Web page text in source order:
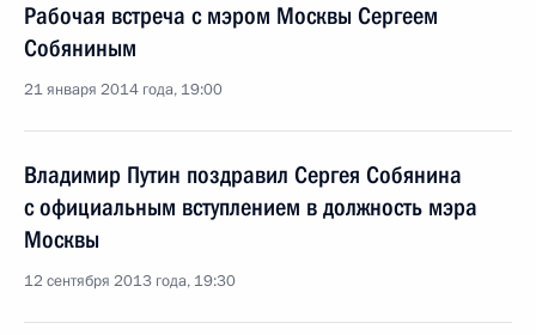
Рабочая встреча с мэром Москвы Сергеем
Собяниным
21 января 2014 года, 19:00
Владимир Путин поздравил Сергея Собянина
с официальным вступлением в должность мэра
Москвы
12 сентября 2013 года, 19:30